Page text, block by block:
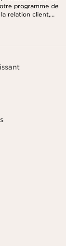
programme de
relation client,
en fonction